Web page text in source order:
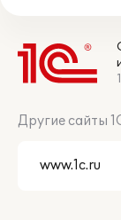
Другие сайты